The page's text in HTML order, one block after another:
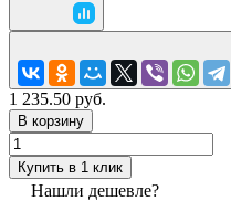
1 235.50 руб.
В корзину
Купить в 1 клик
Нашли дешевле?